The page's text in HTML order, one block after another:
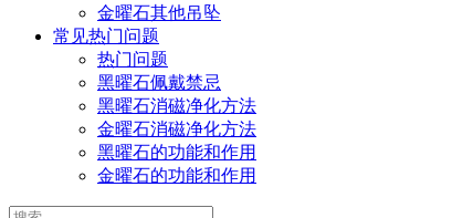
金曜石其他吊坠
常见热门问题
热门问题
黑曜石佩戴禁忌
黑曜石消磁净化方法
金曜石消磁净化方法
黑曜石的功能和作用
金曜石的功能和作用